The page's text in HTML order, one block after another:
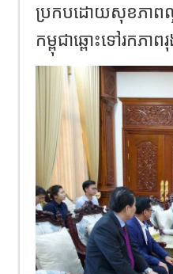
ប្រកបដោយសុខភាពល្អ
កម្ពុជាឆ្ពោះទៅរកភា